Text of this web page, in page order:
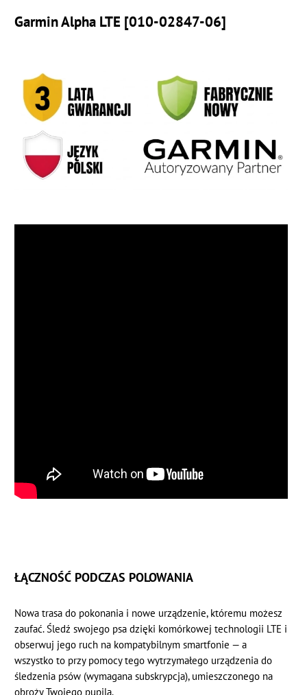
Garmin Alpha LTE [010-02847-06]
ŁĄCZNOŚĆ PODCZAS POLOWANIA
Nowa trasa do pokonania i nowe urządzenie, któremu możesz
zaufać. Śledź swojego psa dzięki komórkowej technologii LTE i
obserwuj jego ruch na kompatybilnym smartfonie — a
wszystko to przy pomocy tego wytrzymałego urządzenia do
śledzenia psów (wymagana subskrypcja), umieszczonego na
obroży Twojego pupila.